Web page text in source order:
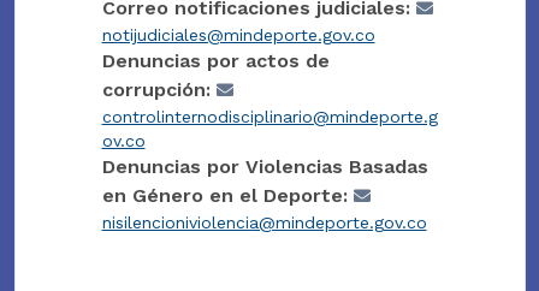
Correo notificaciones judiciales:
notijudiciales@mindeporte.gov.co
Denuncias por actos de
corrupción:
controlinternodisciplinario@mindeporte.g
ov.co
Denuncias por Violencias Basadas
en Género en el Deporte:
nisilencioniviolencia@mindeporte.gov.co